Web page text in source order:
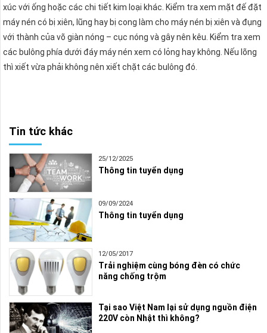
xúc với ống hoặc các chi tiết kim loại khác. Kiểm tra xem mặt đế đặt
máy nén có bị xiên, lũng hay bị cong làm cho máy nén bị xiên và đụng
với thành của võ giàn nóng – cục nóng và gây nên kêu. Kiểm tra xem
các bulông phía dưới đáy máy nén xem có lỏng hay không. Nếu lõng
thì xiết vừa phải không nên xiết chặt các bulông đó.
Tin tức khác
25/12/2025
Thông tin tuyển dụng
09/09/2024
Thông tin tuyển dụng
12/05/2017
Trải nghiệm cùng bóng đèn có chức
năng chống trộm
Tại sao Việt Nam lại sử dụng nguồn điện
220V còn Nhật thì không?